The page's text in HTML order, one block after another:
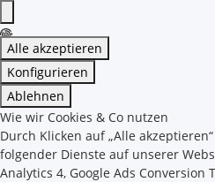
Alle akzeptieren
Konfigurieren
Ablehnen
Wie wir Cookies & Co nutzen
Durch Klicken auf „Alle
folgender Dienste auf unserer
Analytics 4, Google Ads Conversion